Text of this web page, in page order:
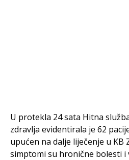
U protekla 24 sata Hitna
zdravlja evidentirala je 62
upućen na dalje liječenje u KB
simptomi su hronične bolesti i